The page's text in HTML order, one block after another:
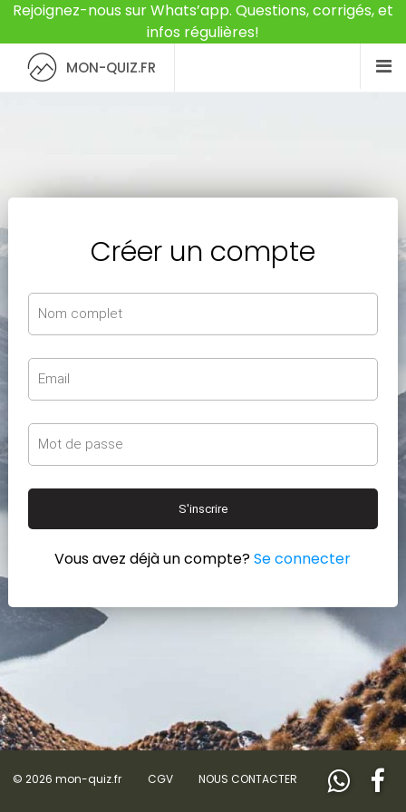
Rejoignez-nous sur Whats’app. Questions, corrigés, et
infos régulières!
MON-QUIZ.FR
Créer un compte
S'inscrire
Vous avez déjà un compte?Se connecter
© 2026 mon-quiz.fr CGV NOUS CONTACTER